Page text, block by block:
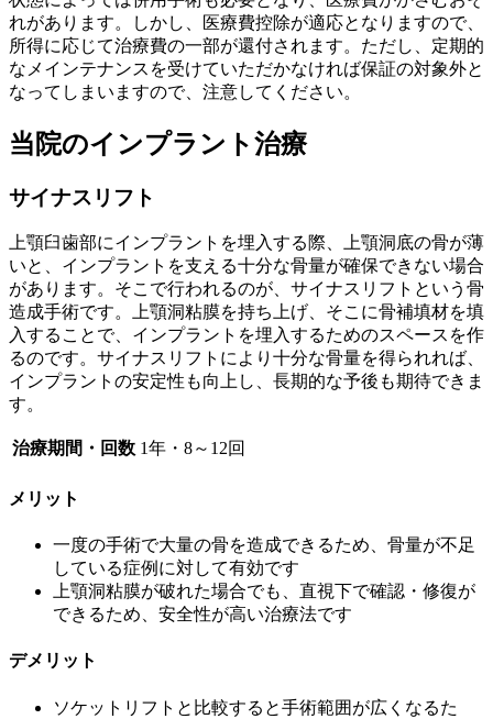
れがあります。しかし、医療費控除が適応となりますので、
所得に応じて治療費の一部が還付されます。ただし、定期的
なメインテナンスを受けていただかなければ保証の対象外と
なってしまいますので、注意してください。
当院のインプラント治療
サイナスリフト
上顎臼歯部にインプラントを埋入する際、上顎洞底の骨が薄
いと、インプラントを支える十分な骨量が確保できない場合
があります。そこで行われるのが、サイナスリフトという骨
造成手術です。上顎洞粘膜を持ち上げ、そこに骨補填材を填
入することで、インプラントを埋入するためのスペースを作
るのです。サイナスリフトにより十分な骨量を得られれば、
インプラントの安定性も向上し、長期的な予後も期待できま
す。
治療期間・回数 1年・8～12回
メリット
一度の手術で大量の骨を造成できるため、骨量が不足
している症例に対して有効です
上顎洞粘膜が破れた場合でも、直視下で確認・修復が
できるため、安全性が高い治療法です
デメリット
ソケットリフトと比較すると手術範囲が広くなるた